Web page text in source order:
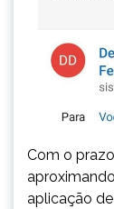
Com o
aplicação